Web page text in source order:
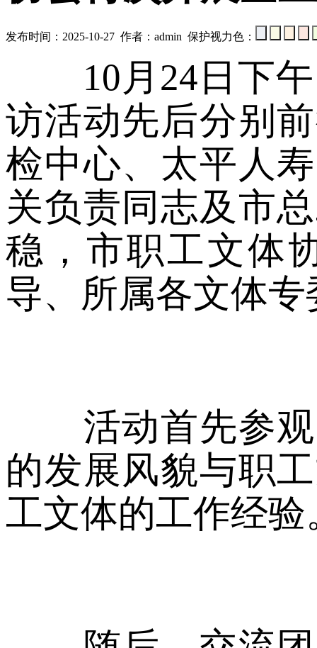
发布时间：2025-10-27 作者：admin 保护视力色：
10月24日下午
访活动先后分别
检中心、太平人
关负责同志及市
稳，市职工文体
导、所属各文体
活动首先参观
的发展风貌与职
工文体的工作经验